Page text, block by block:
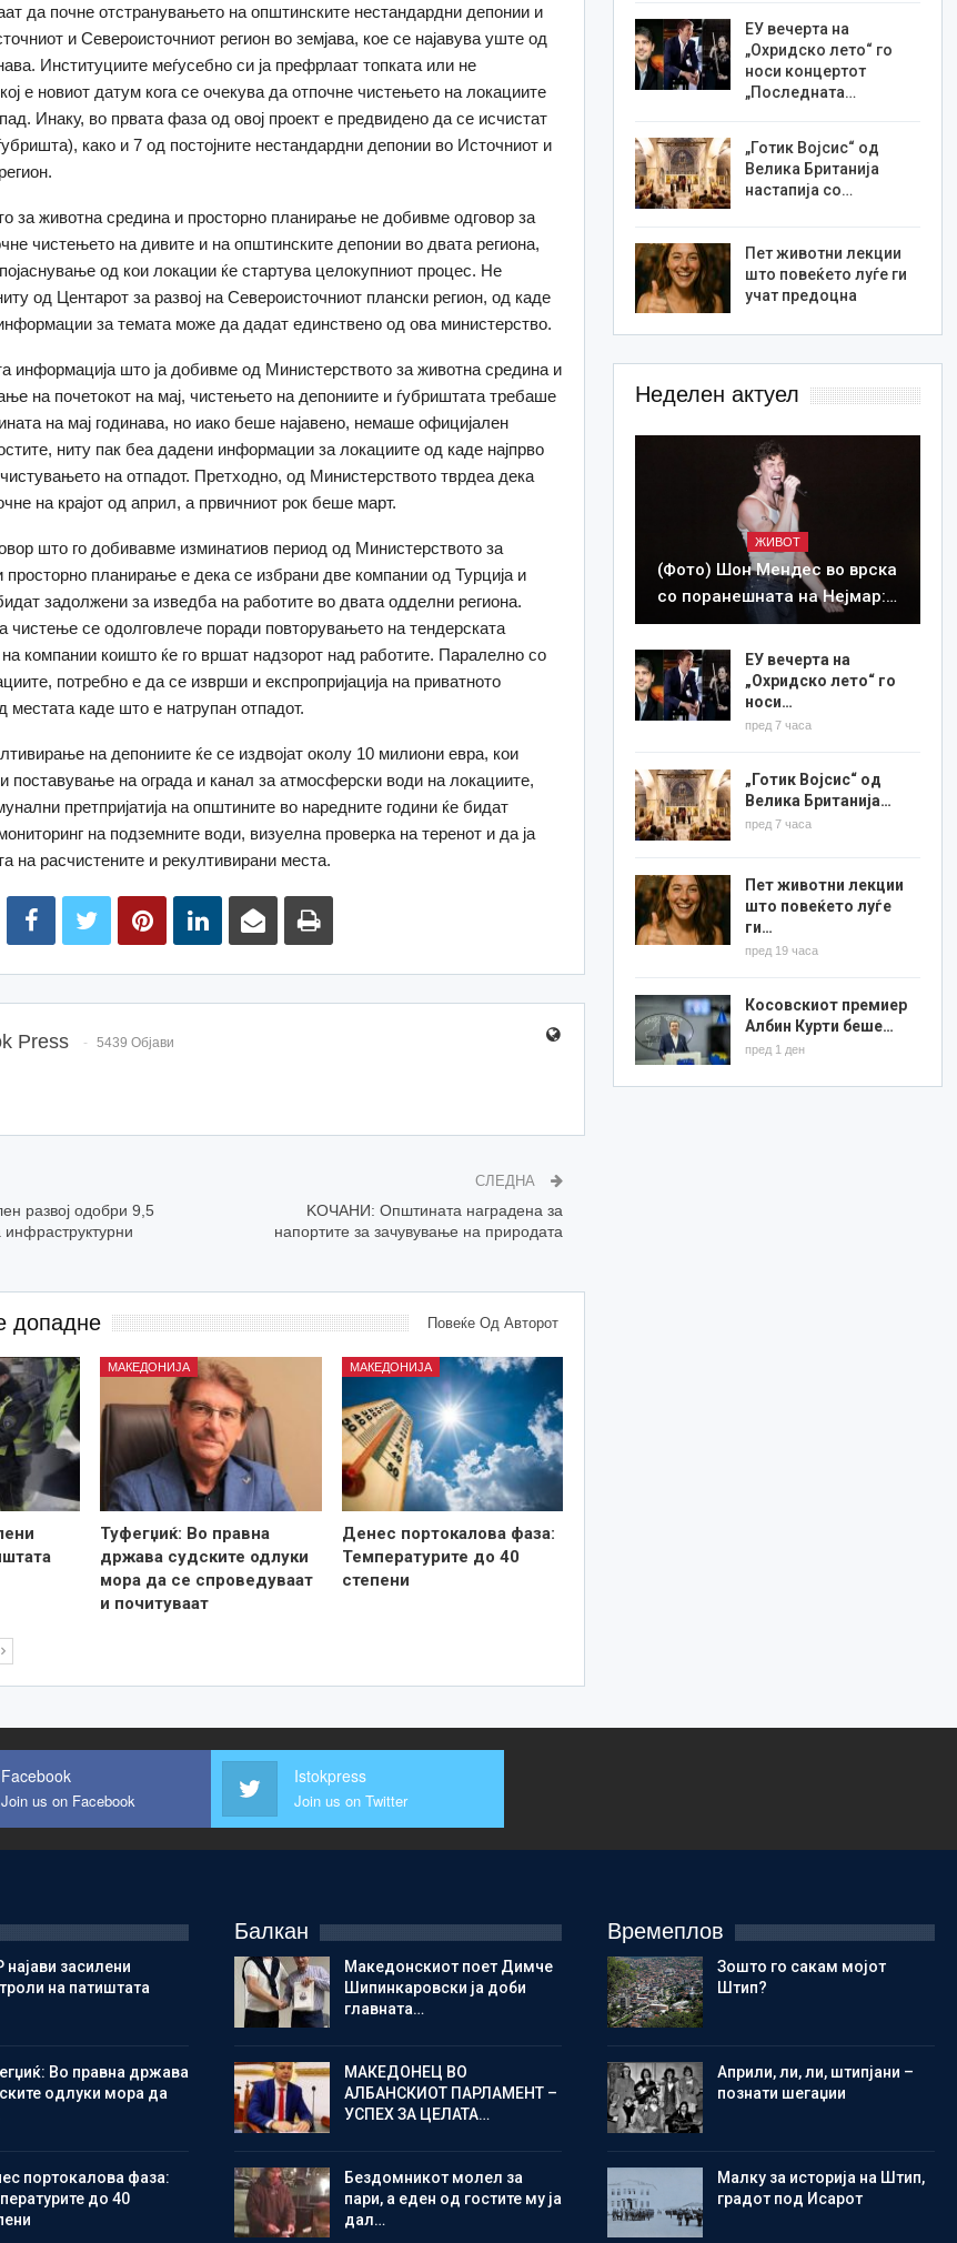
да почне отстранувањето на општинските нестандардни депонии и
и Североисточниот регион во земјава, кое се најавува уште од
Институциите меѓусебно си ја префрлаат топката или не
е новиот датум кога се очекува да отпочне чистењето на локациите
Инаку, во првата фаза од овој проект е предвидено да се исчистат
како и 7 од постојните нестандардни депонии во Источниот и
за животна средина и просторно планирање не добивме одговор за
чистењето на дивите и на општинските депонии во двата региона,
од кои локации ќе стартува целокупниот процес. Не
од Центарот за развој на Североисточниот плански регион, од каде
за темата може да дадат единствено од ова министерство.
информација што ја добивме од Министерството за животна средина и
на почетокот на мај, чистењето на депониите и ѓубриштата требаше
на мај годинава, но иако беше најавено, немаше официјален
ниту пак беа дадени информации за локациите од каде најпрво
на отпадот. Претходно, од Министерството тврдеа дека
на крајот од април, а првичниот рок беше март.
што го добивавме изминатиов период од Министерството за
просторно планирање е дека се избрани две компании од Турција и
задолжени за изведба на работите во двата одделни региона.
чистење се одолговлече поради повторувањето на тендерската
на компании коишто ќе го вршат надзорот над работите. Паралелно со
потребно е да се изврши и експропријација на приватното
местата каде што е натрупан отпадот.
на депониите ќе се издвојат околу 10 милиони евра, кои
поставување на ограда и канал за атмосферски води на локациите,
претпријатија на општините во наредните години ќе бидат
на подземните води, визуелна проверка на теренот и да ја
на расчистените и рекултивирани места.
Press 5439 Објави
развој одобри 9,5
СЛЕДНА
KOЧАНИ: Општината наградена за
напортите за зачувување на природата
допадне Повеќе Од Авторот
МАКЕДОНИЈА
Туфегџиќ: Во правна
држава судските одлуки
мора да се спроведуваат
и почитуваат
МАКЕДОНИЈА
Денес портокалова фаза:
Температурите до 40
степени
ЕУ вечерта на
„Охридско лето“ го
носи концертот
„Последната…
„Готик Војсис“ од
Велика Британија
настапија со…
Пет животни лекции
што повеќето луѓе ги
учат предоцна
Неделен актуел
ЖИВОТ
(Фото) Шон Мендес во врска
со поранешната на Нејмар:…
ЕУ вечерта на
„Охридско лето“ го
носи…
пред 7 часа
„Готик Војсис“ од
Велика Британија…
пред 7 часа
Пет животни лекции
што повеќето луѓе
ги…
пред 19 часа
Косовскиот премиер
Албин Курти беше…
пред 1 ден
Facebook
Join us on Facebook
Istokpress
Join us on Twitter
најави засилени
на патиштата
Во правна држава
одлуки мора да
портокалова фаза:
до 40
Балкан
Македонскиот поет Димче
Шипинкаровски ја доби
главната…
МАКЕДОНЕЦ ВО
АЛБАНСКИОТ ПАРЛАМЕНТ –
УСПЕХ ЗА ЦЕЛАТА…
Бездомникот молел за
пари, а еден од гостите му ја
дал…
Времеплов
Зошто го сакам мојот
Штип?
Aприли, ли, ли, штипјани –
познати шегаџии
Малку за историја на Штип,
градот под Исарот